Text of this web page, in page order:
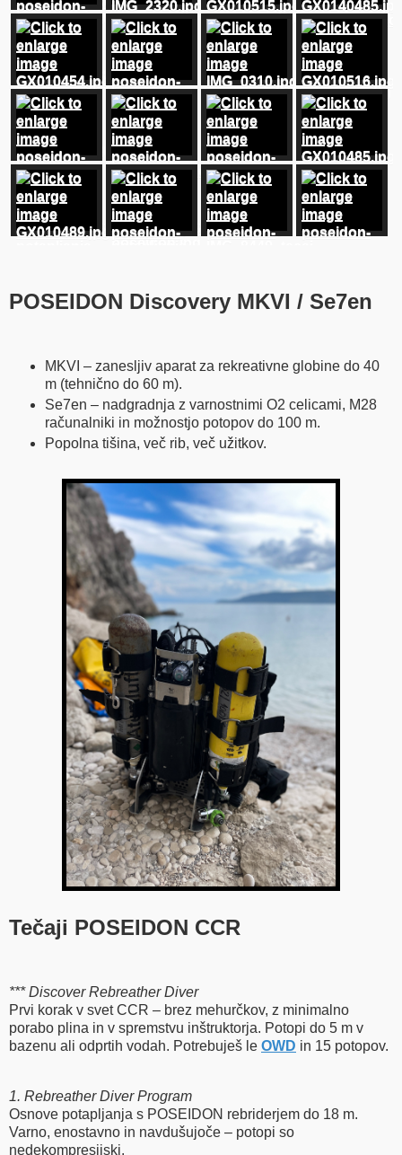
POSEIDON Discovery MKVI / Se7en
MKVI – zanesljiv aparat za rekreativne globine do 40
m (tehnično do 60 m).
Se7en – nadgradnja z varnostnimi O2 celicami, M28
računalniki in možnostjo potopov do 100 m.
Popolna tišina, več rib, več užitkov.
Tečaji POSEIDON CCR
*** Discover Rebreather Diver
Prvi korak v svet CCR – brez mehurčkov, z minimalno
porabo plina in v spremstvu inštruktorja. Potopi do 5 m v
bazenu ali odprtih vodah. Potrebuješ le OWD in 15 potopov.
1. Rebreather Diver Program
Osnove potapljanja s POSEIDON rebriderjem do 18 m.
Varno, enostavno in navdušujoče – potopi so
nedekompresijski.